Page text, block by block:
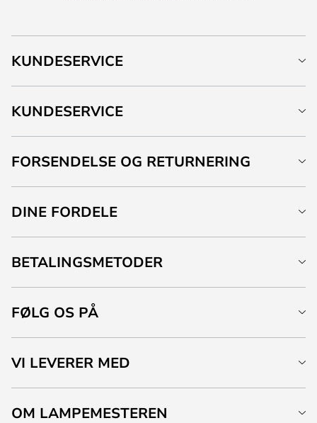
KUNDESERVICE
KUNDESERVICE
FORSENDELSE OG RETURNERING
DINE FORDELE
BETALINGSMETODER
FØLG OS PÅ
VI LEVERER MED
OM LAMPEMESTEREN